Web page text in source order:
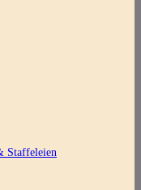
Staffeleien